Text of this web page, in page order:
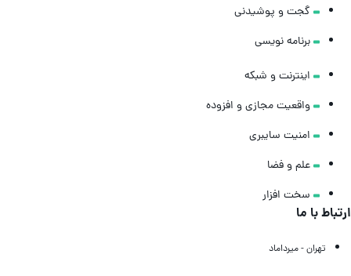
گجت و پوشیدنی
برنامه نویسی
اینترنت و شبکه
واقعیت مجازی و افزوده
امنیت سایبری
علم و فضا
سخت‌ افزار
با ما
تهران - میرداماد